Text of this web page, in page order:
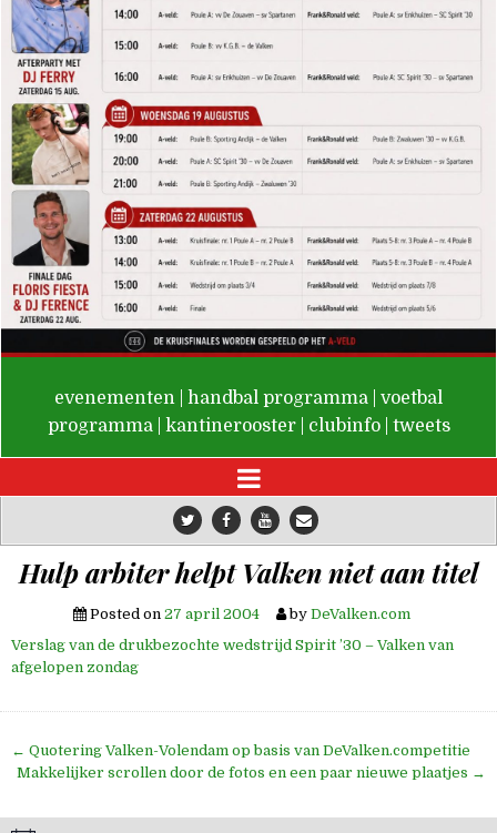
De Valken
evenementen handbal programma
voetbal
programma
kantinerooster clubinfo tweets
Hulp arbiter helpt Valken niet aan titel
Posted on 27 april 2004 by DeValken.com
Verslag van de drukbezochte wedstrijd Spirit ’30 – Valken van
afgelopen zondag
Bericht
navigatie
← Quotering Valken-Volendam op basis van DeValken.competitie
Makkelijker scrollen door de fotos en een paar nieuwe plaatjes →